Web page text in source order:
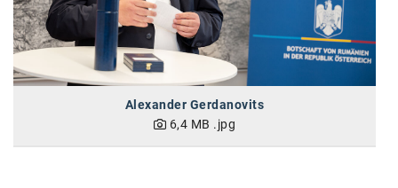
Alexander Gerdanovits
6,4 MB .jpg